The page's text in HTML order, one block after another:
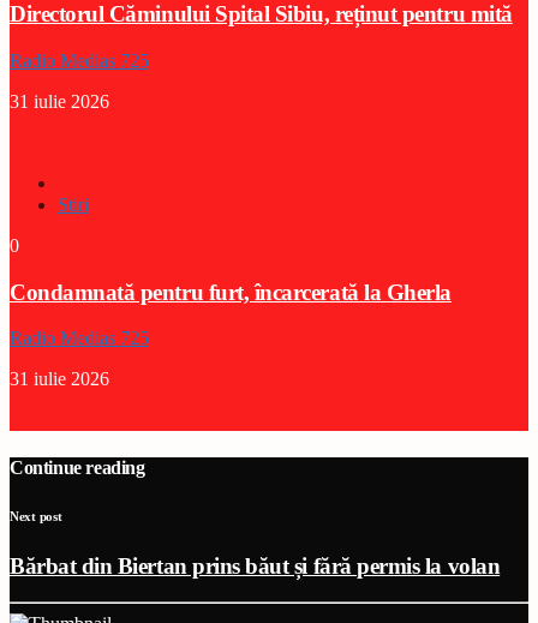
Directorul Căminului Spital Sibiu, reținut pentru mită
Radio Medias 725
31 iulie 2026
Stiri
0
Condamnată pentru furt, încarcerată la Gherla
Radio Medias 725
31 iulie 2026
Continue reading
Next post
Bărbat din Biertan prins băut și fără permis la volan